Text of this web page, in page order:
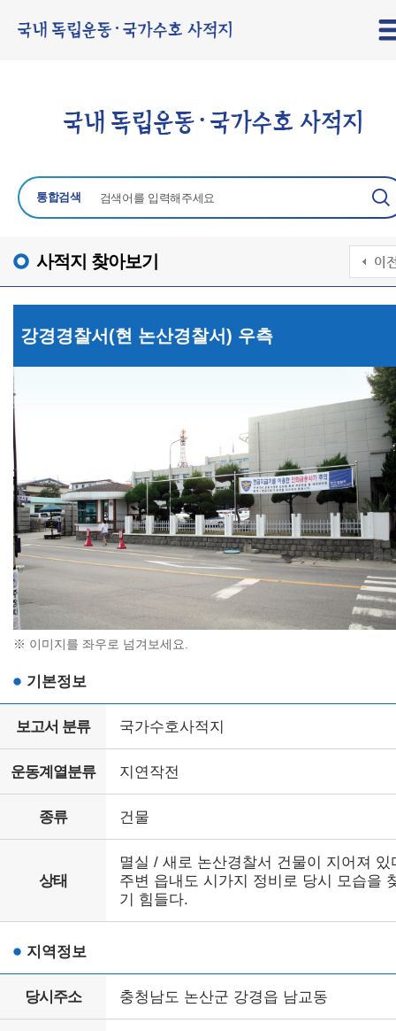
통합검색
사적지 찾아보기
강경경찰서(현 논산경찰서) 우측
※ 이미지를 좌우로 넘겨보세요.
기본정보
보고서 분류 국가수호사적지
운동계열분류 지연작전
종류 건물
상태
멸실 / 새로 논산경찰서 건물이 지어져 있
주변 읍내도 시가지 정비로 당시 모습을
기 힘들다.
지역정보
당시주소 충청남도 논산군 강경읍 남교동